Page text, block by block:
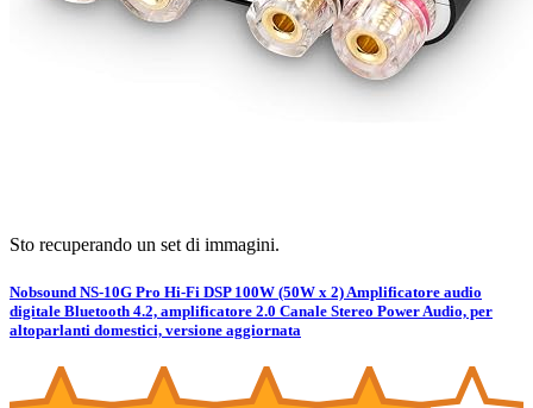
Sto recuperando un set di immagini.
Nobsound NS-10G Pro Hi-Fi DSP 100W (50W x 2) Amplificatore audio
digitale Bluetooth 4.2, amplificatore 2.0 Canale Stereo Power Audio, per
altoparlanti domestici, versione aggiornata